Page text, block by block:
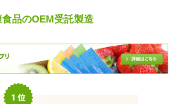
品のOEM受託製造